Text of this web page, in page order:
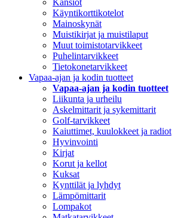
Kansiot
Käyntikorttikotelot
Mainoskynät
Muistikirjat ja muistilaput
Muut toimistotarvikkeet
Puhelintarvikkeet
Tietokonetarvikkeet
Vapaa-ajan ja kodin tuotteet
Vapaa-ajan ja kodin tuotteet
Liikunta ja urheilu
Askelmittarit ja sykemittarit
Golf-tarvikkeet
Kaiuttimet, kuulokkeet ja radiot
Hyvinvointi
Kirjat
Korut ja kellot
Kuksat
Kynttilät ja lyhdyt
Lämpömittarit
Lompakot